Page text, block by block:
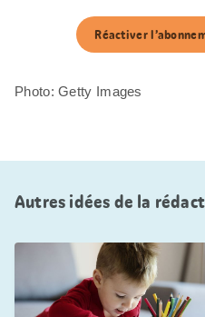
Réactiver
Photo: Getty Images
Autres idées de la